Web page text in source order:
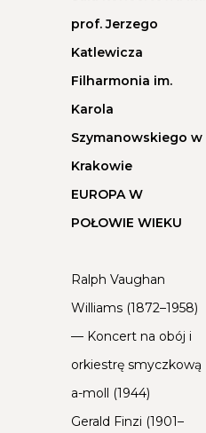
prof. Jerzego
Katlewicza
Filharmonia im.
Karola
Szymanowskiego w
Krakowie
EUROPA W
POŁOWIE WIEKU
Ralph Vaughan
Williams (1872–1958)
–– Koncert na obój i
orkiestrę smyczkową
a-moll (1944)
Gerald Finzi (1901–